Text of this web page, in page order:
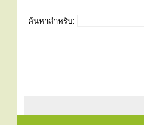
ค้นหาสำหรับ: